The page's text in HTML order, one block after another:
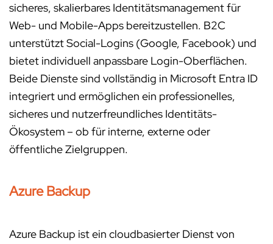
sicheres, skalierbares Identitätsmanagement für
Web- und Mobile-Apps bereitzustellen. B2C
unterstützt Social-Logins (Google, Facebook) und
bietet individuell anpassbare Login-Oberflächen.
Beide Dienste sind vollständig in Microsoft Entra ID
integriert und ermöglichen ein professionelles,
sicheres und nutzerfreundliches Identitäts-
Ökosystem – ob für interne, externe oder
öffentliche Zielgruppen.
Azure Backup
Azure Backup ist ein cloudbasierter Dienst von